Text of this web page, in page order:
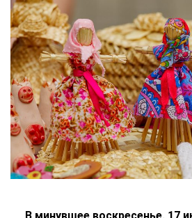
В минувшее воскресенье, 17